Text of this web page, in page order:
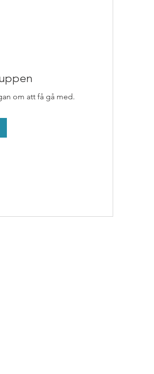
om att få gå med.